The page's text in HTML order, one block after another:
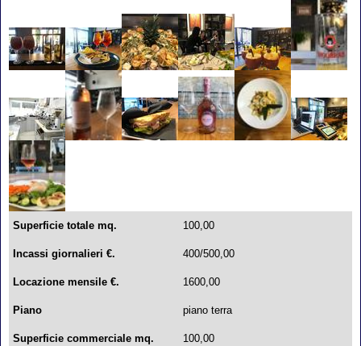
Superficie totale mq. 100,00
Incassi giornalieri €. 400/500,00
Locazione mensile €. 1600,00
Piano piano terra
Superficie commerciale mq. 100,00